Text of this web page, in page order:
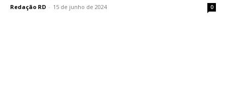
Redação RD - 15 de junho de 2024 0